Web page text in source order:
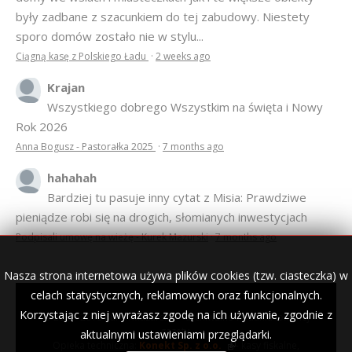
OSTATNIE KOMENTARZE
Anonim
Marzy mi się, żeby ta architektura Mazur, zarówno
domy we wsiach i miasteczkach jak i te większe obiekty
były zadbane z szacunkiem do tej zabudowy. Niestety
sporo domów zostało nie w stylu...
Ciągną kasę z Polskiego Ładu ·2 weeks ago
Krajan
Anna Bogusz - Pastorałka 2025·7 months ago
hahahah
Bardziej tu pasuje inny cytat z Misia: Prawdziwe
Nasza strona internetowa używa plików cookies (tzw. ciasteczka) w
celach statystycznych, reklamowych oraz funkcjonalnych.
Korzystając z niej wyrażasz zgodę na ich używanie, zgodnie z
aktualnymi ustawieniami przeglądarki.